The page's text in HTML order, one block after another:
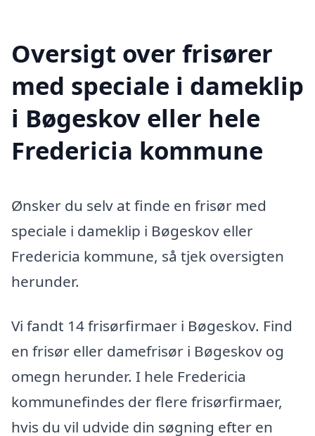
Oversigt over frisører
med speciale i dameklip
i Bøgeskov eller hele
Fredericia kommune
Ønsker du selv at finde en frisør med
speciale i dameklip i Bøgeskov eller
Fredericia kommune, så tjek oversigten
herunder.
Vi fandt 14 frisørfirmaer i Bøgeskov. Find
en frisør eller damefrisør i Bøgeskov og
omegn herunder. I hele Fredericia
kommunefindes der flere frisørfirmaer,
hvis du vil udvide din søgning efter en